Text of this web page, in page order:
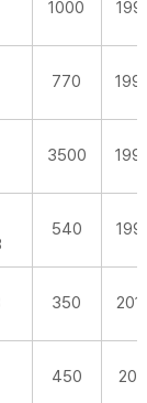
1000
770
3500
540
350
450